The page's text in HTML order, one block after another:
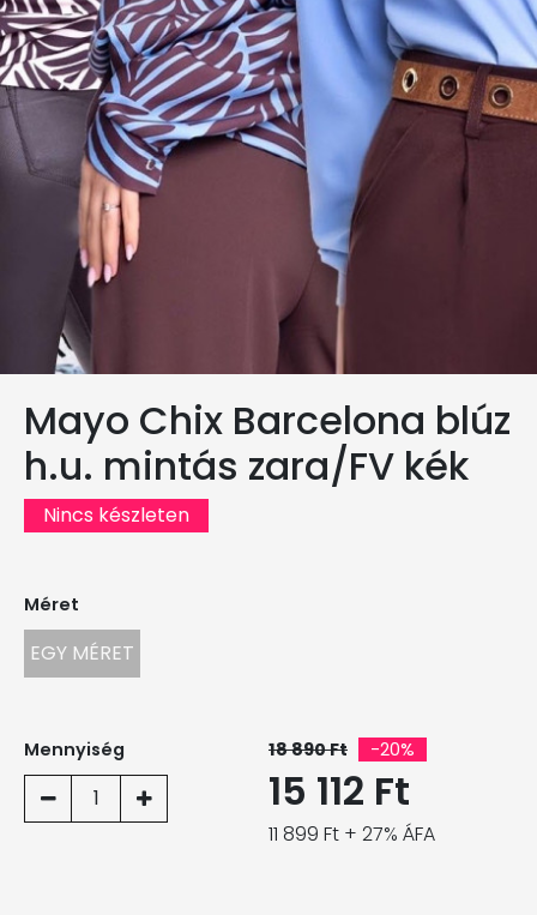
Mayo Chix Barcelona blúz
h.u. mintás zara/FV kék
Nincs készleten
Méret
EGY MÉRET
Mennyiség
1
18 890 Ft -20%
15 112 Ft
11 899 Ft + 27% ÁFA